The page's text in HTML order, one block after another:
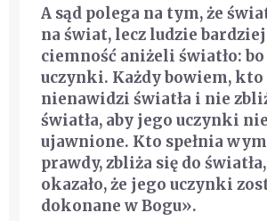
A sąd polega na tym, że
na świat, lecz ludzie
ciemność aniżeli światło: bo
uczynki. Każdy bowiem, kto
nienawidzi światła i nie
światła, aby jego uczynki
ujawnione. Kto spełnia
prawdy, zbliża się do
okazało, że jego uczynki
dokonane w Bogu».